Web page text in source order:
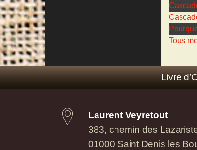
Tous
Livre
Laurent Veyretout
383, chemin des
01000 Saint Denis les